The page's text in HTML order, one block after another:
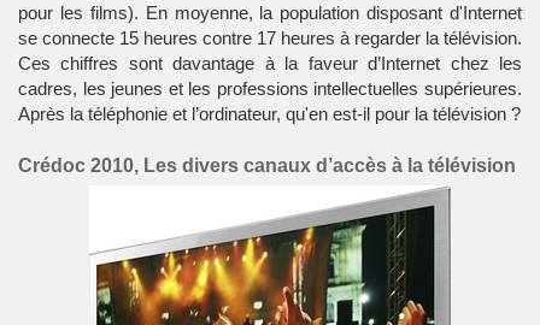
pour les films). En moyenne, la population disposant d'Internet
se connecte 15 heures contre 17 heures à regarder la télévision.
Ces chiffres sont davantage à la faveur d’Internet chez les
cadres, les jeunes et les professions intellectuelles supérieures.
Après la téléphonie et l’ordinateur, qu'en est-il pour la télévision ?
Crédoc 2010, Les divers canaux d’accès à la télévision